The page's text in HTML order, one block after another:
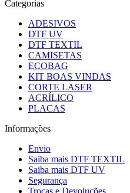
Categorias
ADESIVOS
DTF UV
DTF TEXTIL
CAMISETAS
ECOBAG
KIT BOAS VINDAS
CORTE LASER
ACRÍLICO
PLACAS
Informações
Envio
Saiba mais DTF TEXTIL
Saiba mais DTF UV
Segurança
Trocas e Devoluções